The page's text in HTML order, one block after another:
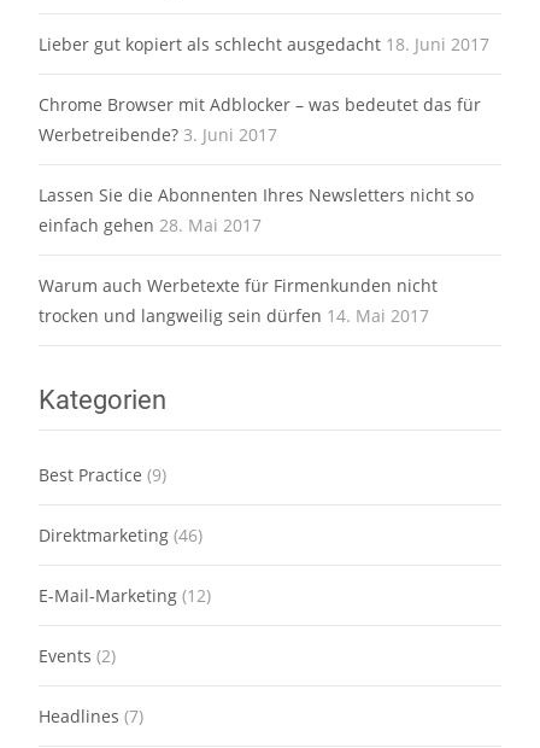
Lieber gut kopiert als schlecht ausgedacht 18. Juni 2017
Chrome Browser mit Adblocker – was bedeutet das für
Werbetreibende? 3. Juni 2017
Lassen Sie die Abonnenten Ihres Newsletters nicht so
einfach gehen 28. Mai 2017
Warum auch Werbetexte für Firmenkunden nicht
trocken und langweilig sein dürfen 14. Mai 2017
Kategorien
Best Practice (9)
Direktmarketing (46)
E-Mail-Marketing (12)
Events (2)
Headlines (7)